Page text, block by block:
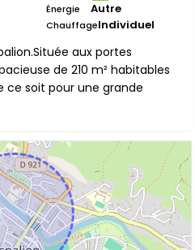
Énergie Autre
ChauffageIndividuel
aux portes
de 210 m² habitables
soit pour une grande